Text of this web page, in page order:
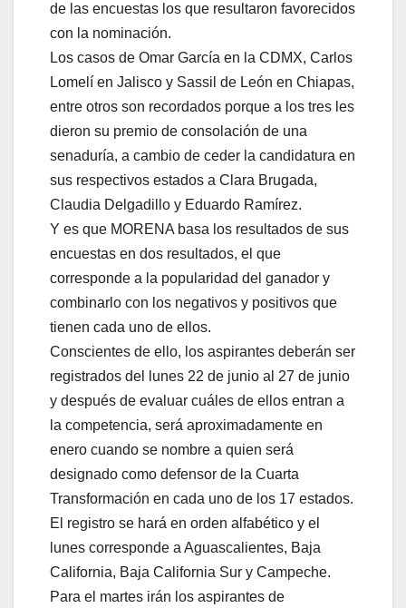
de las encuestas los que resultaron favorecidos
con la nominación.
Los casos de Omar García en la CDMX, Carlos
Lomelí en Jalisco y Sassil de León en Chiapas,
entre otros son recordados porque a los tres les
dieron su premio de consolación de una
senaduría, a cambio de ceder la candidatura en
sus respectivos estados a Clara Brugada,
Claudia Delgadillo y Eduardo Ramírez.
Y es que MORENA basa los resultados de sus
encuestas en dos resultados, el que
corresponde a la popularidad del ganador y
combinarlo con los negativos y positivos que
tienen cada uno de ellos.
Conscientes de ello, los aspirantes deberán ser
registrados del lunes 22 de junio al 27 de junio
y después de evaluar cuáles de ellos entran a
la competencia, será aproximadamente en
enero cuando se nombre a quien será
designado como defensor de la Cuarta
Transformación en cada uno de los 17 estados.
El registro se hará en orden alfabético y el
lunes corresponde a Aguascalientes, Baja
California, Baja California Sur y Campeche.
Para el martes irán los aspirantes de